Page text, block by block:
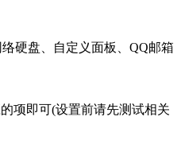
硬盘、自定义面板、QQ邮箱
项即可(设置前请先测试相关